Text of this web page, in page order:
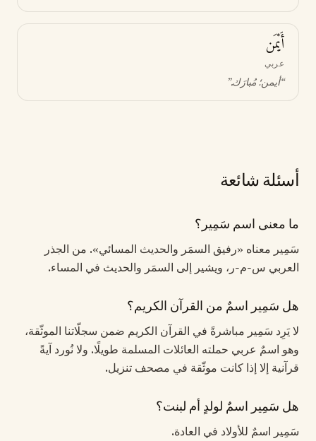
أَيْمَن
عربي
“أيمن؛ مُبارَك.”
أسئلة شائعة
ما معنى اسم سَمِير؟
سَمِير معناه «رفيق السمَر والحديث المسائي». من الجذر
العربي س-م-ر، ويشير إلى السمَر والحديث في المساء.
هل سَمِير اسمٌ من القرآن الكريم؟
لا يَرِد سَمِير مباشرةً في القرآن الكريم ضمن سجلّاتنا الموثّقة،
وهو اسمٌ عربي حملته العائلات المسلمة طويلًا. ولا نُورد آيةً
قرآنية إلا إذا كانت موثّقة في مصحف تنزيل.
هل سَمِير اسمٌ لولدٍ أم لبنت؟
سَمِير اسمٌ للأولاد في العادة.